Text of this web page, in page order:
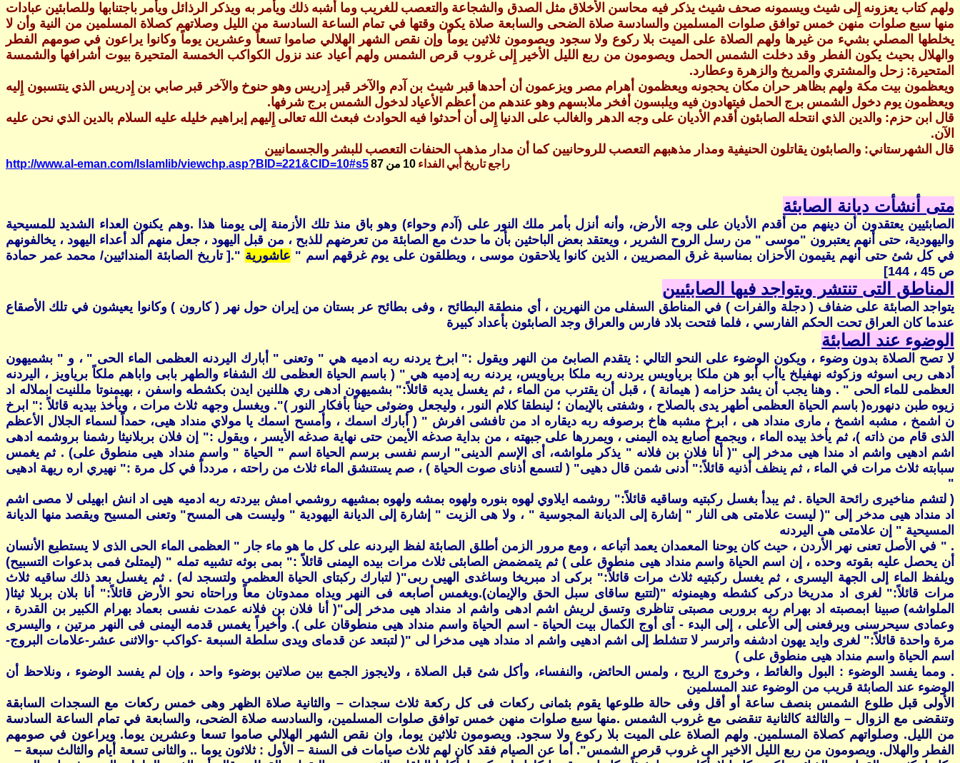
ولهم كتاب يعزونه إِلى شيث ويسمونه صحف شيث يذكر فيه محاسن الأخلاق مثل الصدق والشجاعة والتعصب للغريب وما أشبه ذلك ويأمر به ويذكر الرذائل ويأمر باجتنابها وللصابئين عبادات
منها سبع صلوات منهن خمس توافق صلوات المسلمين والسادسة صلاة الضحى والسابعة صلاة يكون وقتها في تمام الساعة السادسة من الليل وصلاتهم كصلاة المسلمين من النية وأن لا
يخلطها المصلي بشيء من غيرها ولهم الصلاة على الميت بلا ركوع ولا سجود ويصومون ثلاثين يوماً وإن نقص الشهر الهلالي صاموا تسعاً وعشرين يوماً وكانوا يراعون في صومهم الفطر
والهلال بحيث يكون الفطر وقد دخلت الشمس الحمل ويصومون من ربع الليل الأخير إِلى غروب قرص الشمس ولهم أعياد عند نزول الكواكب الخمسة المتحيرة بيوت أشرافها والشمسة
المتحيرة‏:‏ زحل والمشتري والمريخ والزهرة وعطارد‏.‏
ويعظمون بيت مكة ولهم بظاهر حران مكان يحجونه ويعظمون أهرام مصر ويزعمون أن أحدها قبر شيث بن آدم والآخر قبر إِدريس وهو حنوخ والآخر قبر صابي بن إِدريس الذي ينتسبون إِليه
ويعظمون يوم دخول الشمس برج الحمل فيتهادون فيه ويلبسون أفخر ملابسهم وهو عندهم من أعظم الأعياد لدخول الشمس برج شرفها‏.‏
قال ابن حزم‏:‏ والدين الذي انتحله الصابئون أقدم الأديان على وجه الدهر والغالب على الدنيا إِلى أن أحدثوا فيه الحوادث فبعث الله تعالى إِليهم إبراهيم خليله عليه السلام بالدين الذي نحن عليه
الآن‏.‏
قال الشهرستاني‏:‏ والصابئون يقاتلون الحنيفية ومدار مذهبهم التعصب للروحانيين كما أن مدار مذهب الحنفات التعصب للبشر والجسمانيين
راجع تاريخ أبي الفداء 10 من 87 http://www.al-eman.com/Islamlib/viewchp.asp?BID=221&CID=10#s5
متى أنشأت ديانة الصابئة
الصابئيين يعتقدون أن دينهم من أقدم الأديان على وجه الأرض، وأنه أنزل بأمر ملك النور على (آدم وحواء) وهو باق منذ تلك الأزمنة إلى يومنا هذا .وهم يكنون العداء الشديد للمسيحية
واليهودية، حتى أنهم يعتبرون "موسى " من رسل الروح الشرير ، ويعتقد بعض الباحثين بأن ما حدث مع الصابئة من تعرضهم للذبح ، من قبل اليهود ، جعل منهم ألد أعداء اليهود ، يخالفونهم
في كل شئ حتى أنهم يقيمون الأحزان بمناسبة غرق المصريين ، الذين كانوا يلاحقون موسى ، ويطلقون على يوم غرقهم اسم " عاشورية ".[ تاريخ الصابئة المندائيين/ محمد عمر حمادة
ص 45 ، 144]
المناطق التى تنتشر ويتواجد فيها الصابئيين
يتواجد الصابئة على ضفاف ( دجلة والفرات ) في المناطق السفلى من النهرين ، أي منطقة البطائح ، وفى بطائح عر بستان من إيران حول نهر ( كارون ) وكانوا يعيشون في تلك الأصقاع
عندما كان العراق تحت الحكم الفارسي ، فلما فتحت بلاد فارس والعراق وجد الصابئون بأعداد كبيرة
الوضوء عند الصابئة
لا تصح الصلاة بدون وضوء ، ويكون الوضوء على النحو التالي : يتقدم الصابئ من النهر ويقول :" ابرخ يردنه ربه ادميه هي " وتعنى " أبارك اليردنه العظمى الماء الحى " ، و " بشميهون
أدهى ربى اسوثه وزكوثه نهفيلخ ياأب أبو هن ملكا برياويس يردنه ربه ملكا برياويس، يردنه ربه إدميه هي " ( باسم الحياة العظمى لك الشفاء والطهر بابى واباهم ملكاً برياويز ، اليردنه
العظمى للماء الحى " . وهنا يجب أن يشد حزامه ( هيمانة ) ، قبل أن يقترب من الماء ، ثم يغسل يديه قائلاً:" بشميهون ادهى ري هللنين ايدن بكشطه واسفن ، بهيمنوتا مللنيت ابملاله اد
زيوه طبن دنهوره( باسم الحياة العظمى أطهر يدى بالصلاح ، وشفتى بالإيمان ؛ لينطقا كلام النور ، وليجعل وضوئى حيناً بأفكار النور )". ويغسل وجهه ثلاث مرات ، ويأخذ بيديه قائلاً :" ابرخ
ن اشمخ ، مشبه اشمخ ، مارى منداد هى ، ابرخ مشبه هاخ برصوفه ربه ديقاره اد من تافشى افرش " ( أبارك اسمك ، وأمسح اسمك يا مولاي منداد هيى، حمداً لسماء الجلال الأعظم
الذى قام من ذاته )، ثم يأخذ بيده الماء ، ويجمع أصابع يده اليمنى ، ويمررها على جبهته ، من بداية صدغه الأيمن حتى نهاية صدغه الأيسر ، ويقول :" إن فلان بربلانيثا رشمنا بروشمه ادهى
اشم ادهيى واشم اد مندا هيى مدخر إلى "( أنا فلان بن فلانه " يذكر ملواشه، أى الإسم الدينى" ارسم نفسى برسم الحياة اسم " الحياة " واسم منداد هيى منطوق على) . ثم يغمس
سبابته ثلاث مرات في الماء ، ثم ينظف أذنيه قائلاً:" أدنى شمن قال دهيى" ( لتسمع أذناى صوت الحياة ) ، صم يستنشق الماء ثلاث من راحته ، مردداً في كل مرة :" نهيري اره ريهة ادهيى
"
( لتشم مناخيرى رائحة الحياة . ثم يبدأ بغسل ركبتيه وساقيه قائلاً:" روشمه ايلاوي لهوه بنوره ولهوه بمشه ولهوه بمشيهه روشمي امش بيردته ربه ادميه هيى اد انش ابهيلى لا مصى اشم
اد منداد هيى مدخر إلى "( ليست علامتى هى النار " إشارة إلى الديانة المجوسية " ، ولا هى الزيت " إشارة إلى الديانة اليهودية " وليست هى المسح" وتعنى المسيح ويقصد منها الديانة
المسيحية " إن علامتى هى اليردنه
. " في الأصل تعنى نهر الأردن ، حيث كان يوحنا المعمدان يعمد أتباعه ، ومع مرور الزمن أطلق الصابئة لفظ اليردنه على كل ما هو ماء جار " العظمى الماء الحى الذى لا يستطيع الأنسان
أن يحصل عليه بقوته وحده ، إن اسم الحياة واسم منداد هيى منطوق على ) ثم يتمضمض الصابئى ثلاث مرات بيده اليمنى قائلاً :" بمى بوثه تشبيه تمله " (ليمتلئ فمى بدعوات التسبيح)
ويلفظ الماء إلى الجهة اليسرى ، ثم يغسل ركبتيه ثلاث مرات قائلاً:" بركى اد مبريخا وساغدى الهيى ربى"( لتبارك ركبتاى الحياة العظمى ولتسجد له) . ثم يغسل بعد ذلك ساقيه ثلاث
مرات قائلاً:" لغرى اد مدريخا دركى كشطه وهيمنوثه "(لتتبع ساقاى سبل الحق والإيمان).ويغمس أصابعه فى النهر ويداه ممدوتان معاً وراحتاه نحو الأرض قائلاً:" أنا بلان بربلا ثيثا(
الملواشه) صبينا ابمصبته اد بهرام ربه بروربى مصبتى تناظرى وتسق لريش اشم ادهى واشم اد منداد هيى مدخر إلى"( أنا فلان بن فلانه عمدت نفسى بعماد بهرام الكبير بن القدرة ،
وعمادى سيحرسنى ويرفعنى إلى الأعلى ، إلى البدء - أى أوج الكمال بيت الحياة - اسم الحياة واسم منداد هيى منطوقان على ). وأخيراً يغمس قدمه اليمنى فى النهر مرتين ، واليسرى
مرة واحدة قائلاً:" لغرى وايد يهون ادشفه واترسر لا تتشلط إلى اشم ادهيى واشم اد منداد هيى مدخرا لى "( لتبتعد عن قدماى ويدى سلطة السبعة -كواكب -والاثنى عشر-علامات البروج-
اسم الحياة واسم منداد هيى منطوق على )
. ومما يفسد الوضوء : البول والغائط ، وخروج الريح ، ولمس الحائض، والنفساء، وأكل شئ قبل الصلاة ، ولايجوز الجمع بين صلاتين بوضوء واحد ، وإن لم يفسد الوضوء ، ونلاحظ أن
الوضوء عند الصابئة قريب من الوضوء عند المسلمين
الأولى قبل طلوع الشمس بنصف ساعة أو أقل وفى حالة طلوعها يقوم بثمانى ركعات فى كل ركعة ثلاث سجدات – والثانية صلاة الظهر وهى خمس ركعات مع السجدات السابقة
وتنقضى مع الزوال – والثالثة كالثانية تنقضى مع غروب الشمس .منها سبع صلوات منهن خمس توافق صلوات المسلمين، والسادسه صلاة الضحى، والسابعة في تمام الساعة السادسة
من الليل. وصلواتهم كصلاة المسلمين. ولهم الصلاة على الميت بلا ركوع ولا سجود. ويصومون ثلاثين يوما، وان نقص الشهر الهلالي صاموا تسعا وعشرين يوما. ويراعون في صومهم
الفطر والهلال. ويصومون من ربع الليل الاخير الى غروب قرص الشمس". أما عن الصيام فقد كان لهم ثلاث صيامات فى السنة – الأول : ثلاثون يوما .. والثانى تسعة أيام والثالث سبعة –